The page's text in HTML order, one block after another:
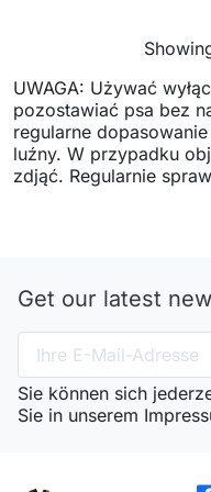
UWAGA: Używać
pozostawiać psa bez
regularne
luźny. W przypadku
zdjąć. Regularnie
Get our latest
Sie können sich
Sie in unserem